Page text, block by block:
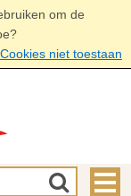
om de
Cookies niet toestaan